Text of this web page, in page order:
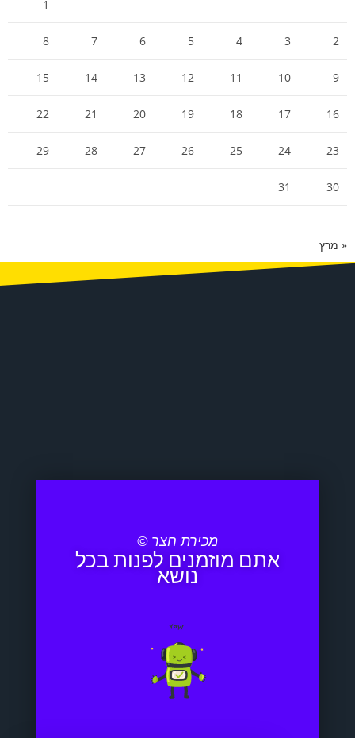
1
2
3
4
5
6
7
8
9
10
11
12
13
14
15
16
17
18
19
20
21
22
23
24
25
26
27
28
29
30
31
« מרץ
מכירת חצר ©
אתם מוזמנים לפנות בכל
נושא